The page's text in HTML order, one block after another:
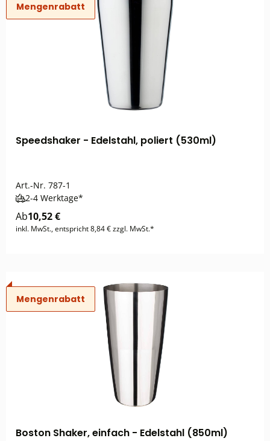
Mengenrabatt
Speedshaker - Edelstahl, poliert (530ml)
Art.-Nr. 787-1
2-4 Werktage*
Ab10,52 €
inkl. MwSt., entspricht 8,84 € zzgl. MwSt.*
Mengenrabatt
Boston Shaker, einfach - Edelstahl (850ml)